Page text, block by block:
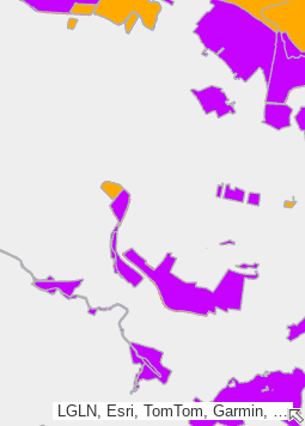
LGLN, Esri, TomTom, Garmin, METI/NASA, USGS